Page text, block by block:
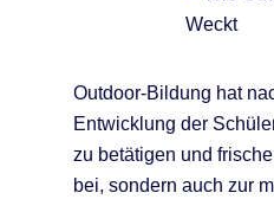
Outdoor-Bildung hat
Entwicklung der
zu betätigen und
bei, sondern auch zur